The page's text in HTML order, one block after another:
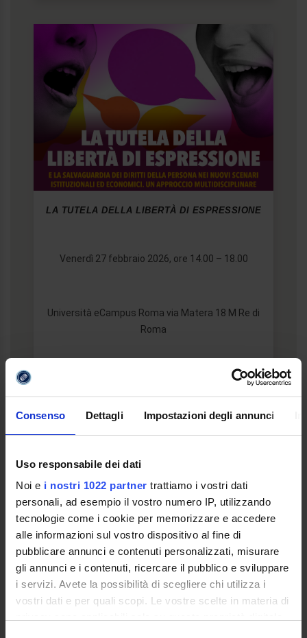
Consenso Dettagli Impostazioni degli annunci
Uso responsabile dei dati
Noi e i nostri 1022 partner trattiamo i vostri dati
personali, ad esempio il vostro numero IP, utilizzando
tecnologie come i cookie per memorizzare e accedere
alle informazioni sul vostro dispositivo al fine di
pubblicare annunci e contenuti personalizzati, misurare
gli annunci e i contenuti, ricercare il pubblico e sviluppare
i servizi. Avete la possibilità di scegliere chi utilizza i
vostri dati e per quali scopi. Le vostre scelte in materia di
LA TUTELA DELLA LIBERTÀ DI ESPRESSIONE
Venerdì 27 febbraio 2026, ore 14.00 – 18.00
Università eCampus Roma via Matera 18 M Re di
Roma